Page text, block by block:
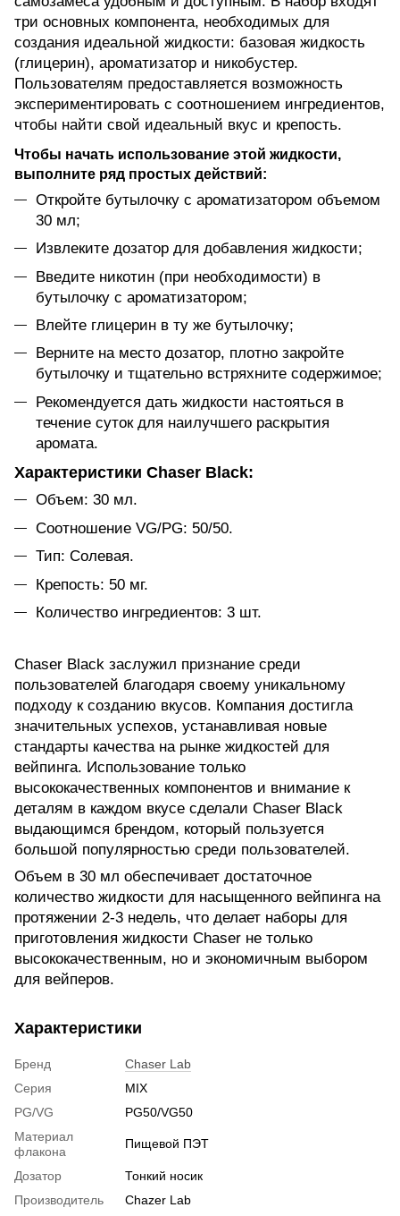
три основных компонента, необходимых для
создания идеальной жидкости: базовая жидкость
(глицерин), ароматизатор и никобустер.
Пользователям предоставляется возможность
экспериментировать с соотношением ингредиентов,
чтобы найти свой идеальный вкус и крепость.
Чтобы начать использование этой жидкости,
выполните ряд простых действий:
Откройте бутылочку с ароматизатором объемом
30 мл;
Извлеките дозатор для добавления жидкости;
Введите никотин (при необходимости) в
бутылочку с ароматизатором;
Влейте глицерин в ту же бутылочку;
Верните на место дозатор, плотно закройте
бутылочку и тщательно встряхните содержимое;
Рекомендуется дать жидкости настояться в
течение суток для наилучшего раскрытия
аромата.
Характеристики Chaser Black:
Объем: 30 мл.
Соотношение VG/PG: 50/50.
Тип: Солевая.
Крепость: 50 мг.
Количество ингредиентов: 3 шт.
Chaser Black заслужил признание среди
пользователей благодаря своему уникальному
подходу к созданию вкусов. Компания достигла
значительных успехов, устанавливая новые
стандарты качества на рынке жидкостей для
вейпинга. Использование только
высококачественных компонентов и внимание к
деталям в каждом вкусе сделали Chaser Black
выдающимся брендом, который пользуется
большой популярностью среди пользователей.
Объем в 30 мл обеспечивает достаточное
количество жидкости для насыщенного вейпинга на
протяжении 2-3 недель, что делает наборы для
приготовления жидкости Chaser не только
высококачественным, но и экономичным выбором
для вейперов.
Характеристики
Бренд
Chaser Lab
Серия
MIX
PG/VG
PG50/VG50
Материал
флакона
Пищевой ПЭТ
Дозатор
Тонкий носик
Производитель
Chazer Lab